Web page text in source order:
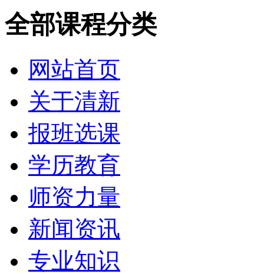
全部课程分类
网站首页
关于清新
报班选课
学历教育
师资力量
新闻资讯
专业知识